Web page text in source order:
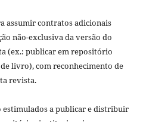
assumir contratos adicionais
não-exclusiva da versão do
(ex.: publicar em repositório
livro), com reconhecimento de
revista.
estimulados a publicar e distribuir